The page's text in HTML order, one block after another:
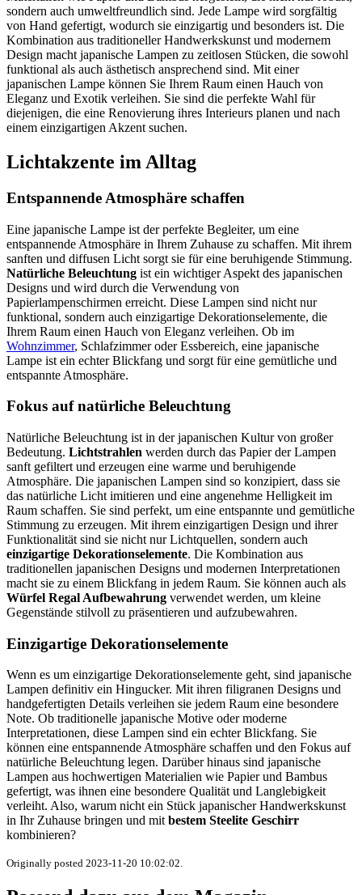
sondern auch umweltfreundlich sind. Jede Lampe wird sorgfältig
von Hand gefertigt, wodurch sie einzigartig und besonders ist. Die
Kombination aus traditioneller Handwerkskunst und modernem
Design macht japanische Lampen zu zeitlosen Stücken, die sowohl
funktional als auch ästhetisch ansprechend sind. Mit einer
japanischen Lampe können Sie Ihrem Raum einen Hauch von
Eleganz und Exotik verleihen. Sie sind die perfekte Wahl für
diejenigen, die eine Renovierung ihres Interieurs planen und nach
einem einzigartigen Akzent suchen.
Lichtakzente im Alltag
Entspannende Atmosphäre schaffen
Eine japanische Lampe ist der perfekte Begleiter, um eine
entspannende Atmosphäre in Ihrem Zuhause zu schaffen. Mit ihrem
sanften und diffusen Licht sorgt sie für eine beruhigende Stimmung.
Natürliche Beleuchtung ist ein wichtiger Aspekt des japanischen
Designs und wird durch die Verwendung von
Papierlampenschirmen erreicht. Diese Lampen sind nicht nur
funktional, sondern auch einzigartige Dekorationselemente, die
Ihrem Raum einen Hauch von Eleganz verleihen. Ob im
Wohnzimmer, Schlafzimmer oder Essbereich, eine japanische
Lampe ist ein echter Blickfang und sorgt für eine gemütliche und
entspannte Atmosphäre.
Fokus auf natürliche Beleuchtung
Natürliche Beleuchtung ist in der japanischen Kultur von großer
Bedeutung. Lichtstrahlen werden durch das Papier der Lampen
sanft gefiltert und erzeugen eine warme und beruhigende
Atmosphäre. Die japanischen Lampen sind so konzipiert, dass sie
das natürliche Licht imitieren und eine angenehme Helligkeit im
Raum schaffen. Sie sind perfekt, um eine entspannte und gemütliche
Stimmung zu erzeugen. Mit ihrem einzigartigen Design und ihrer
Funktionalität sind sie nicht nur Lichtquellen, sondern auch
einzigartige Dekorationselemente. Die Kombination aus
traditionellen japanischen Designs und modernen Interpretationen
macht sie zu einem Blickfang in jedem Raum. Sie können auch als
Würfel Regal Aufbewahrung verwendet werden, um kleine
Gegenstände stilvoll zu präsentieren und aufzubewahren.
Einzigartige Dekorationselemente
Wenn es um einzigartige Dekorationselemente geht, sind japanische
Lampen definitiv ein Hingucker. Mit ihren filigranen Designs und
handgefertigten Details verleihen sie jedem Raum eine besondere
Note. Ob traditionelle japanische Motive oder moderne
Interpretationen, diese Lampen sind ein echter Blickfang. Sie
können eine entspannende Atmosphäre schaffen und den Fokus auf
natürliche Beleuchtung legen. Darüber hinaus sind japanische
Lampen aus hochwertigen Materialien wie Papier und Bambus
gefertigt, was ihnen eine besondere Qualität und Langlebigkeit
verleiht. Also, warum nicht ein Stück japanischer Handwerkskunst
in Ihr Zuhause bringen und mitbestem Steelite Geschirr
kombinieren?
Originally posted 2023-11-20 10:02:02.